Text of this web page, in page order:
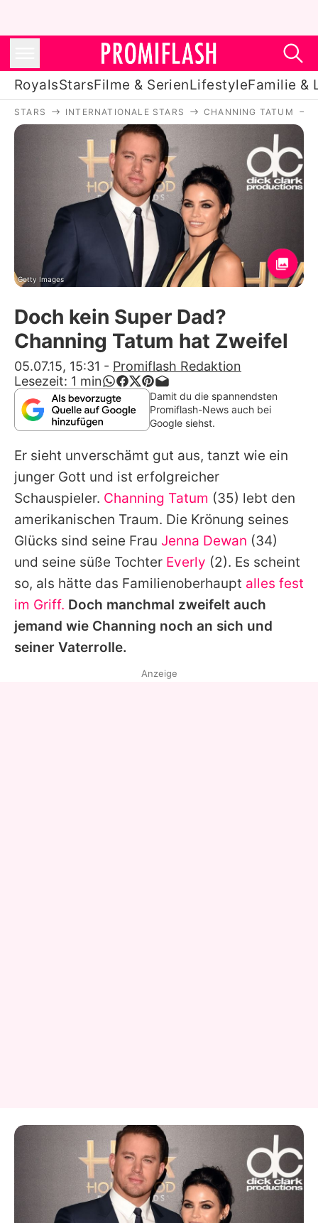
RoyalsStarsFilme & SerienLifestyleFamilie &
Royals
Stars
Filme & Serien
Lifestyle
Familie & Liebe
Promiflash Exklusiv
Alle Themen auf Promiflash
App runterladen
Team
Redaktionelle Richtlinien
Impressum
Datenschutzerklärung
Nutzungsbedingungen
Utiq verwalten
STARS INTERNATIONALE STARS CHANNING TATUM
Getty Images
Doch kein Super Dad?
Channing Tatum hat Zweifel
05.07.15, 15:31 - Promiflash Redaktion
Lesezeit: 1 min
Damit du die spannendsten
Promiflash-News auch bei
Google siehst.
Er sieht unverschämt gut aus, tanzt wie ein
junger Gott und ist erfolgreicher
Schauspieler. Channing Tatum (35) lebt den
amerikanischen Traum. Die Krönung seines
Glücks sind seine Frau Jenna Dewan (34)
und seine süße Tochter Everly (2). Es scheint
so, als hätte das Familienoberhaupt alles fest
im Griff. Doch manchmal zweifelt auch
jemand wie Channing noch an sich und
seiner Vaterrolle.
Anzeige